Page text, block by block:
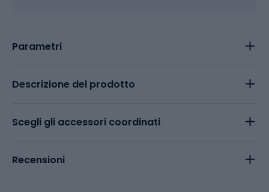
Parametri
Descrizione del prodotto
Scegli gli accessori coordinati
Recensioni